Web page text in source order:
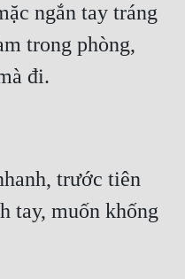
ngắn tay tráng
trong phòng,
đi.
trước tiên
tay, muốn khống